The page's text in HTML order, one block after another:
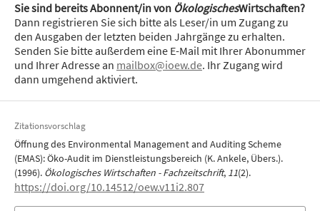
Sie sind bereits Abonnent/in von ÖkologischesWirtschaften?
Dann registrieren Sie sich bitte als Leser/in um Zugang zu
den Ausgaben der letzten beiden Jahrgänge zu erhalten.
Senden Sie bitte außerdem eine E-Mail mit Ihrer Abonummer
und Ihrer Adresse an mailbox@ioew.de. Ihr Zugang wird
dann umgehend aktiviert.
Zitationsvorschlag
Öffnung des Environmental Management and Auditing Scheme
(EMAS): Öko-Audit im Dienstleistungsbereich (K. Ankele, Übers.).
(1996). Ökologisches Wirtschaften - Fachzeitschrift, 11(2).
https://doi.org/10.14512/oew.v11i2.807